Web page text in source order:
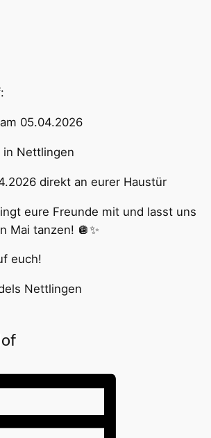
05.04.2026
in Nettlingen
direkt an eurer Haustür
eure Freunde mit und lasst uns
Mai tanzen! 🪩✨
euch!
Nettlingen